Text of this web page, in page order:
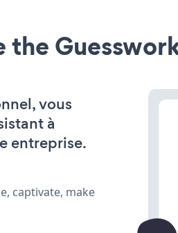
the
vous
à
entreprise.
captivate, make